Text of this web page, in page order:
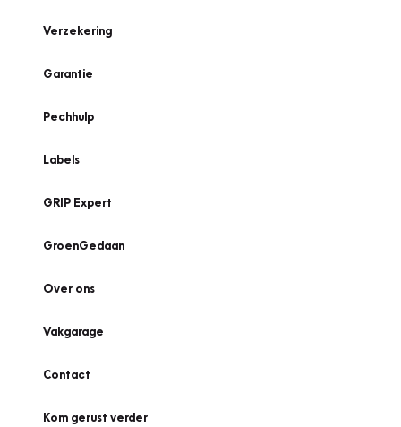
Verzekering
Garantie
Pechhulp
Labels
GRIP Expert
GroenGedaan
Over ons
Vakgarage
Contact
Kom gerust verder